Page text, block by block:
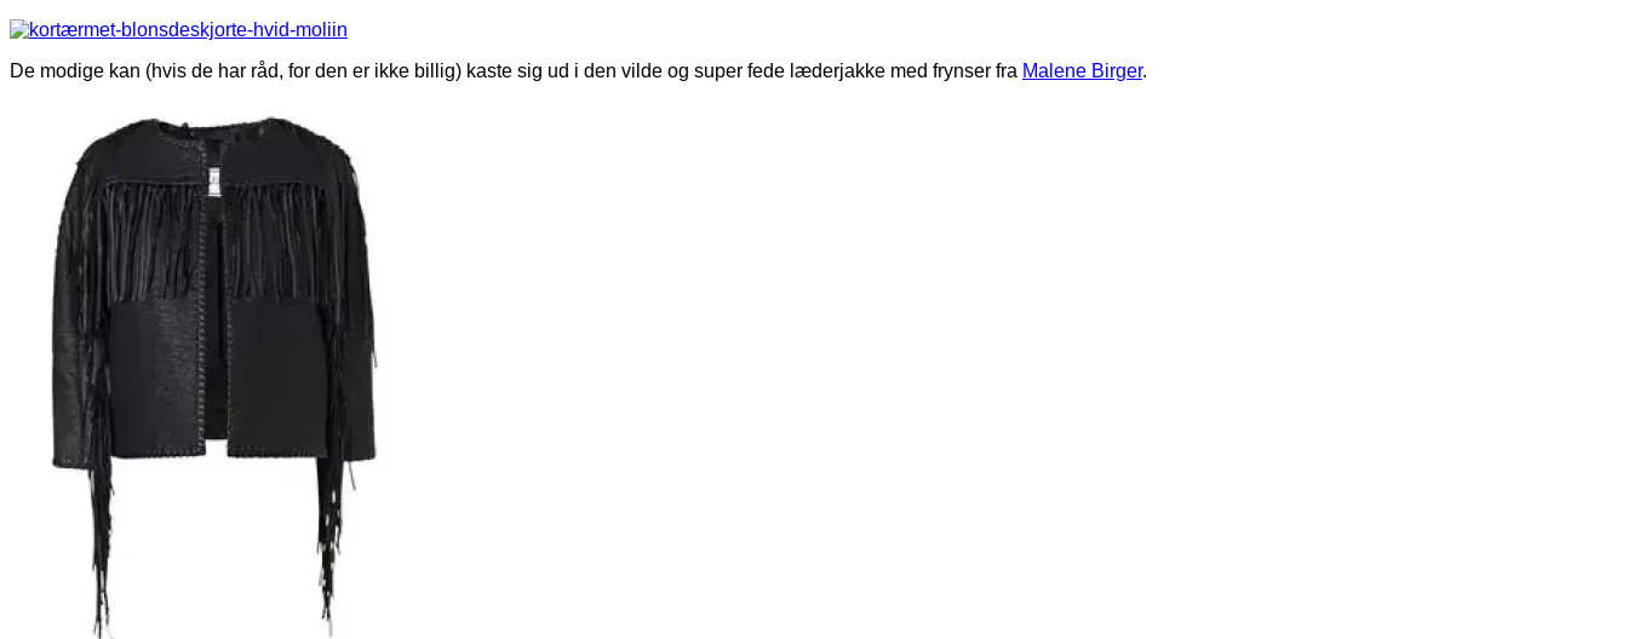
De modige kan (hvis de har råd, for den er ikke billig) kaste sig ud i den vilde og super fede læderjakke med frynser fra Malene Birger.